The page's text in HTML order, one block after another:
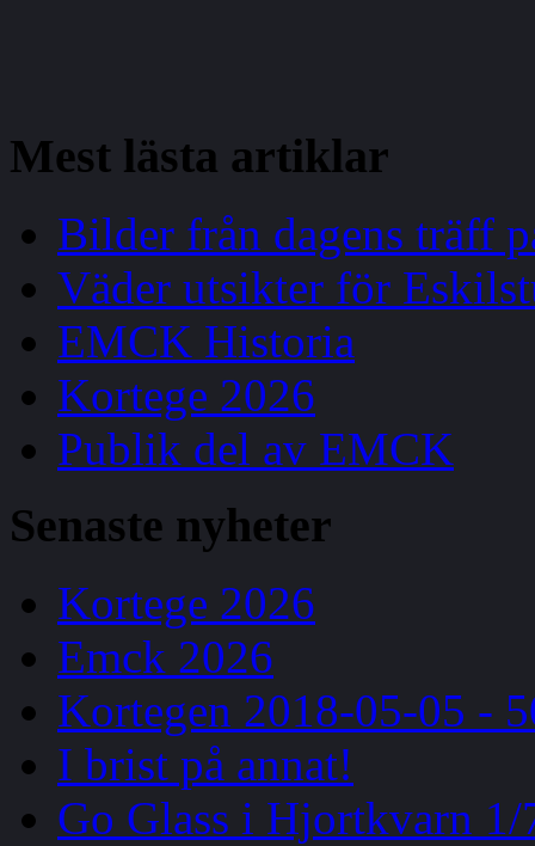
Mest lästa artiklar
Bilder från dagens träff
Väder utsikter för
EMCK Historia
Kortege 2026
Publik del av EMCK
Senaste nyheter
Kortege 2026
Emck 2026
Kortegen 2018-05-05 -
I brist på annat!
Go Glass i Hjortkvarn 1/